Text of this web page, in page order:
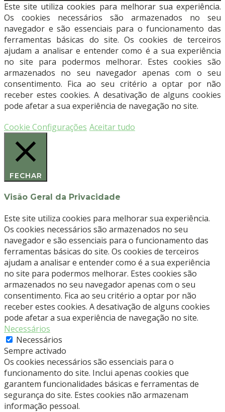
#M
23A
-
Cabo
Bionik
-
Molares
-
Verde
(24.208.23A)
-
HELMUT
ZEPF
Este site utiliza cookies para melhorar sua experiência.
Os cookies necessários são armazenados no seu
navegador e são essenciais para o funcionamento das
ferramentas básicas do site. Os cookies de terceiros
ajudam a analisar e entender como é a sua experiência
no site para podermos melhorar. Estes cookies são
armazenados no seu navegador apenas com o seu
consentimento. Fica ao seu critério a optar por não
receber estes cookies. A desativação de alguns cookies
pode afetar a sua experiência de navegação no site.
Cookie Configurações Aceitar tudo
FECHAR
Visão Geral da Privacidade
Este site utiliza cookies para melhorar sua experiência.
Os cookies necessários são armazenados no seu
navegador e são essenciais para o funcionamento das
ferramentas básicas do site. Os cookies de terceiros
ajudam a analisar e entender como é a sua experiência
no site para podermos melhorar. Estes cookies são
armazenados no seu navegador apenas com o seu
consentimento. Fica ao seu critério a optar por não
receber estes cookies. A desativação de alguns cookies
pode afetar a sua experiência de navegação no site.
Necessários
Necessários
Sempre activado
Os cookies necessários são essenciais para o
funcionamento do site. Inclui apenas cookies que
garantem funcionalidades básicas e ferramentas de
segurança do site. Estes cookies não armazenam
informação pessoal.